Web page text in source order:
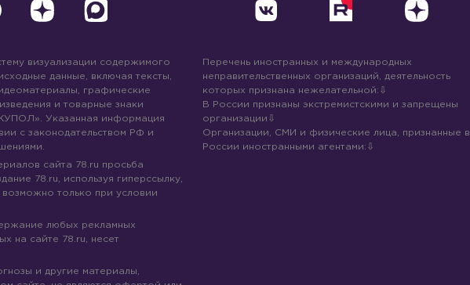
визуализации содержимого
данные, включая тексты,
графические
и товарные знаки
Указанная информация
с законодательством РФ и
сайта 78.ru просьба
78.ru, используя гиперссылку,
возможно только при условии
любых рекламных
на сайте 78.ru, несет
и другие материалы,
Перечень иностранных и международных
неправительственных организаций, деятельность
которых признана нежелательной:
В России признаны экстремистскими и запрещены
организации
Организации, СМИ и физические лица, признанные в
России иностранными агентами: